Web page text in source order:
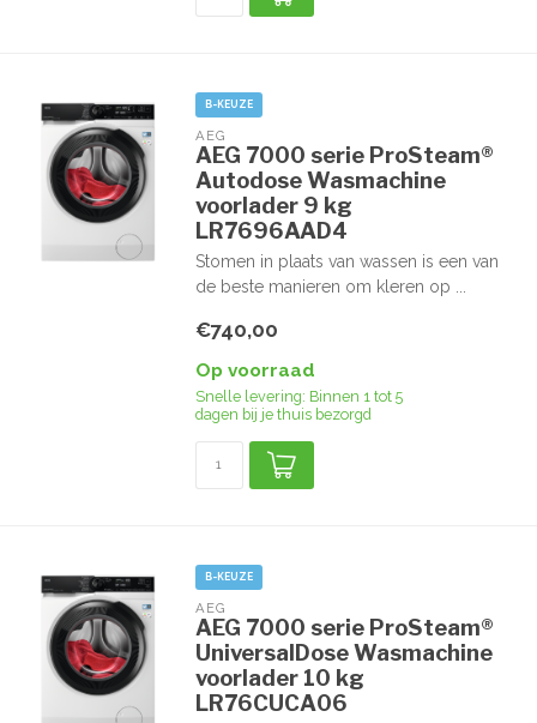
B-KEUZE
AEG
AEG 7000 serie ProSteam®
Autodose Wasmachine
voorlader 9 kg
LR7696AAD4
Stomen in plaats van wassen is een van
de beste manieren om kleren op ...
€740,00
Op voorraad
Snelle levering: Binnen 1 tot 5
dagen bij je thuis bezorgd
B-KEUZE
AEG
AEG 7000 serie ProSteam®
UniversalDose Wasmachine
voorlader 10 kg
LR76CUCA06